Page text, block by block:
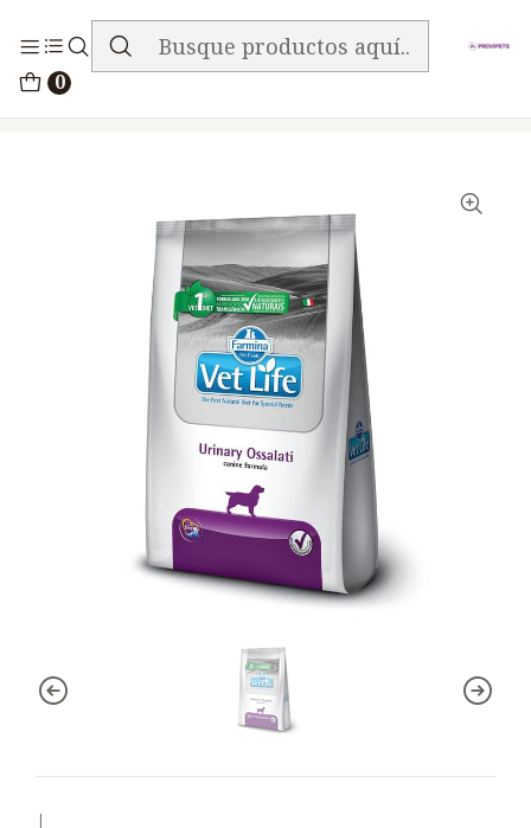
0
ENVIO GRATIS EN TODA LA TIENDA